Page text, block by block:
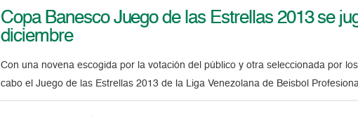
Copa Banesco Juego de las Estrellas 2013 se
diciembre
Con una novena escogida por la votación del público y otra seleccionada por
cabo el Juego de las Estrellas 2013 de la Liga Venezolana de Beisbol